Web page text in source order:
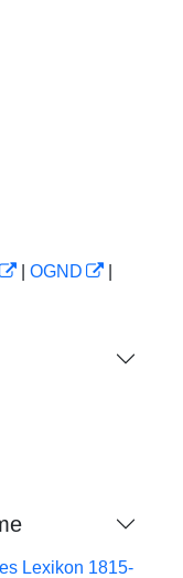
OGND
Lexikon 1815-